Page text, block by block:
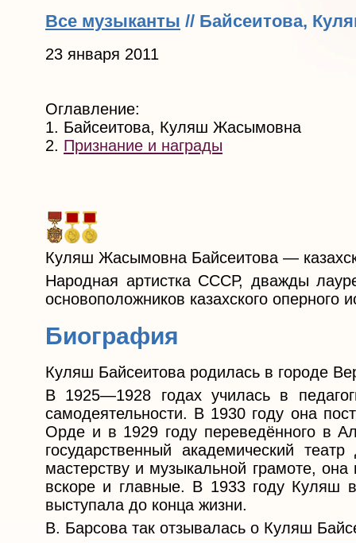
Все музыканты // Байсеитова,
23 января 2011
Оглавление:
1. Байсеитова, Куляш Жасымовна
2. Признание и награды
Куляш Жасымовна Байсеитова —
Народная артистка СССР, дважды
основоположников казахского оперного
Биография
Куляш Байсеитова родилась в городе
В 1925—1928 годах училась в
самодеятельности. В 1930 году она
Орде и в 1929 году переведённого в
государственный академический
мастерству и музыкальной грамоте,
вскоре и главные. В 1933 году Куляш
выступала до конца жизни.
В. Барсова так отзывалась о Куляш